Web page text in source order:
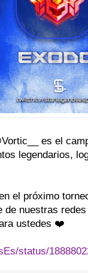
es el
legendarios,
el próximo
de nuestras
ustedes ❤️
status/